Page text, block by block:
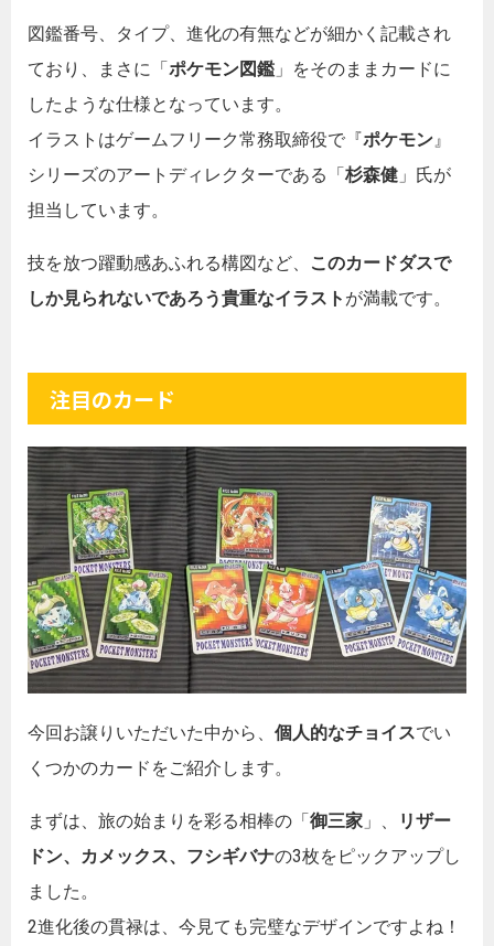
図鑑番号、タイプ、進化の有無などが細かく記載され
ており、まさに「ポケモン図鑑 」をそのままカードに
したような仕様となっています。
イラストはゲームフリーク常務取締役で『ポケモン』
シリーズのアートディレクターである「杉森健 」氏が
担当しています。
技を放つ躍動感あふれる構図など、
このカードダスで
しか見られないであろう貴重なイラスト が満載です。
注目のカード
今回お譲りいただいた中から、 個人的なチョイスでい
くつかのカードをご紹介します。
まずは、旅の始まりを彩る相棒の「御三家 」、
リザー
ドン、カメックス、フシギバナの3枚をピックアップし
ました。
2進化後の貫禄は、今見ても完璧なデザインですよね！